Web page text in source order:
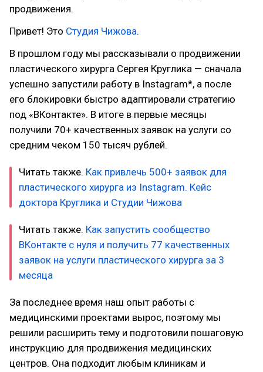
продвижения.
Привет! Это Студия Чижова.
В прошлом году мы рассказывали о продвижении
пластического хирурга Сергея Круглика — сначала
успешно запустили работу в Instagram*, а после
его блокировки быстро адаптировали стратегию
под «ВКонтакте». В итоге в первые месяцы
получили 70+ качественных заявок на услуги со
средним чеком 150 тысяч рублей.
Читать также. Как привлечь 500+ заявок для
пластического хирурга из Instagram. Кейс
доктора Круглика и Студии Чижова
Читать также. Как запустить сообщество
ВКонтакте с нуля и получить 77 качественных
заявок на услуги пластического хирурга за 3
месяца
За последнее время наш опыт работы с
медицинскими проектами вырос, поэтому мы
решили расширить тему и подготовили пошаговую
инструкцию для продвижения медицинских
центров. Она подходит любым клиникам и